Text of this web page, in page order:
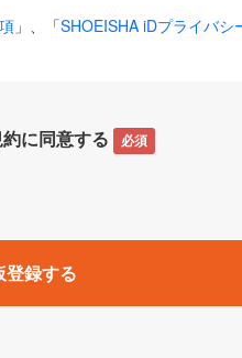
」、「SHOEISHA iDプライバシ
ス（名称や内容が変更された場
るイベントやキャンペーンをいい
「EnterpriseZine」「ECzine」
に同意する 必須
登録する